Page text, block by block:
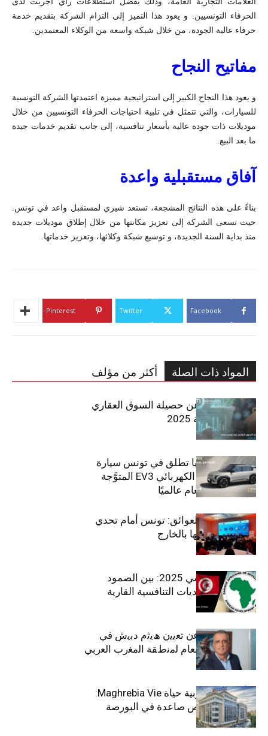
الحرفاء التونسيين. و يعود هذا التميز إلى التزام الشركة بتقديم خدمة
حرفاء عالية الجودة، من خلال شبكة واسعة من الوكلاء المعتمدين.
مفاتيح النجاح
و يعود هذا النجاح الكبير إلى استراتيجية مميزة اعتمدتها الشركة التونسية
للسيارات، والتي تتمثل في تلبية احتياجات الحرفاء التونسيين من خلال
موديلات ذات جودة عالية بأسعار تنافسية، إلى جانب تقديم خدمات جيدة
ما بعد البيع.
آفاق مستقبلية واعدة
بناءً على هذه النتائج المشجعة، تستعد شيري لمستقبل واعد في تونس.
حيث تسعى الشركة إلى تعزيز مكانتها من خلال إطلاق موديلات جديدة
منذ بداية السنة الجديدة، و توسيع شبكة وكلائها، وتعزيز خدماتها.
Facebook
Twitter
Pinterest
المواد ذات الصلة أكثر من مؤلف
مبوب تكشف عن حصيلة السوق العقاري
في تونس لسنة 2025
سيتي كارز – كيا تطلق في تونس سيارة
الـدفع الرباعي الكهربائي EV3 المتوَّجة
بلقب سيارة العام عالميًا
بين الطموح والعوائق: تونس أمام تحدي
استعادة كفاءاتها بالخارج
الاقتصاد التونسي 2025: بين الصمود
الاجتماعي وتحديات التنافسية القارية
ﺗﯾﺗرا ﺑﺎك ﺗﻌﻠن ﻋن ﺗﻌﯾﯾن ھﯾﺛم دﺑﯾش ﻓﻲ
ﻣﻧﺻب اﻟﻣدﯾر اﻟﻌﺎم ﻟﻣﻧطﻘﺔ اﻟﻣﻐرب اﻟﻌرﺑﻲ
وﻏرب أﻓرﯾﻘﯾﺎ
التأمينات المغربية حياة Maghrebia Vie:
فاعل رائد بفرص صاعدة في البورصة
(+34.8%)